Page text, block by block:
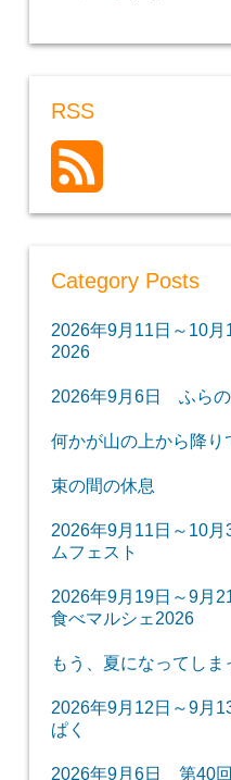
RSS
Category Posts
2026年9月11日～10
2026
2026年9月6日 ふら
何かが山の上から降り
束の間の休息
2026年9月11日～10
ムフェスト
2026年9月19日～9月
食べマルシェ2026
もう、夏になってしま
2026年9月12日～9月
ぱく
2026年9月6日 第40